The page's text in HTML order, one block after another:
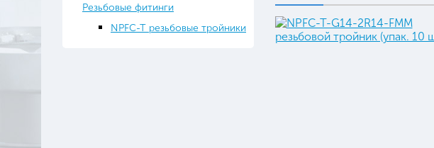
Резьбовые фитинги
NPFC-T резьбовые тройники